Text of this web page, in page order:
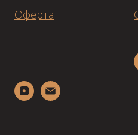
Оферта